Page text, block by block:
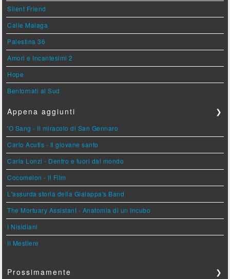
Silent Friend
Calle Malaga
Palestina 36
Amori e Incantesimi 2
Hope
Bentornati al Sud
Appena aggiunti ❯
'O Sang - Il miracolo di San Gennaro
Carlo Acutis - Il giovane santo
Carla Lonzi - Dentro e fuori dal mondo
Cocomelon - Il Film
L'assurda storia della Gialappa's Band
The Mortuary Assistant - Anatomia di un Incubo
I Nisidiani
Il Mestiere
Prossimamente ❯